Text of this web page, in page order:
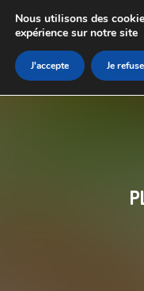
Nous utilisons des
expérience sur notre site
J'accepte Je refuse